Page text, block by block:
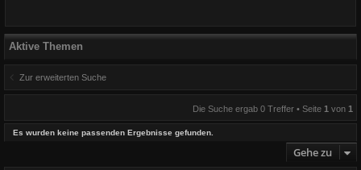
Aktive Themen
Zur erweiterten Suche
Die Suche ergab 0 Treffer • Seite 1 von 1
Es wurden keine passenden Ergebnisse gefunden.
Gehe zu